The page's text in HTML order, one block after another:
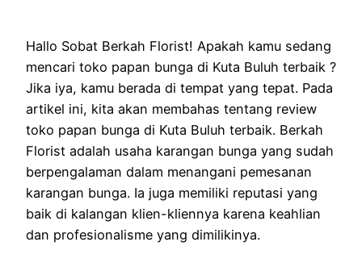
Hallo Sobat Berkah Florist! Apakah kamu sedang
mencari toko papan bunga di Kuta Buluh terbaik ?
Jika iya, kamu berada di tempat yang tepat. Pada
artikel ini, kita akan membahas tentang review
toko papan bunga di Kuta Buluh terbaik. Berkah
Florist adalah usaha karangan bunga yang sudah
berpengalaman dalam menangani pemesanan
karangan bunga. Ia juga memiliki reputasi yang
baik di kalangan klien-kliennya karena keahlian
dan profesionalisme yang dimilikinya.